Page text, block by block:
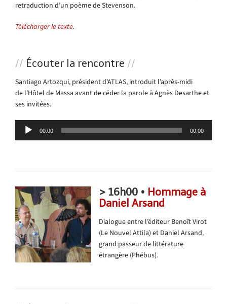
retraduction d’un poème de Stevenson.
Télécharger le texte.
// Écouter la rencontre //
Santiago Artozqui, président d’ATLAS, introduit l’après-midi
de l’Hôtel de Massa avant de céder la parole à Agnès Desarthe et
ses invitées.
Lecteur
audio
00:00 00:00
> 16h00 • Hommage à
Daniel Arsand
Dialogue entre l’éditeur Benoît Virot
(Le Nouvel Attila) et Daniel Arsand,
grand passeur de littérature
étrangère (Phébus).